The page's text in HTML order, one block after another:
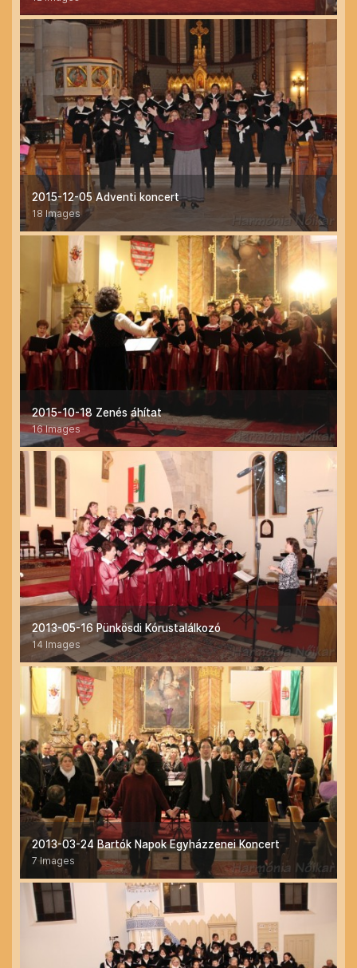
2015-12-05 Adventi koncert
18 Images
2015-10-18 Zenés áhítat
16 Images
2013-05-16 Pünkösdi Kórustalálkozó
14 Images
2013-03-24 Bartók Napok Egyházzenei Koncert
7 Images